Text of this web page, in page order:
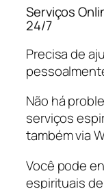
Serviços
24/7
Precisa de
Não há
serviços
também via
Você pode
espirituais